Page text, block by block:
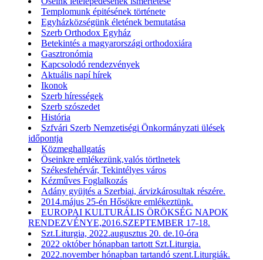
Templomunk épitésének története
Egyházközségünk életének bemutatása
Szerb Orthodox Egyház
Betekintés a magyarországi orthodoxiára
Gasztronómia
Kapcsolodó rendezvények
Aktuális napí hírek
Ikonok
Szerb hírességek
Szerb szószedet
História
Szfvári Szerb Nemzetiségi Önkormányzati ülések
időpontja
Közmeghallgatás
Öseinkre emlékezünk,valós törtlnetek
Székesfehérvár, Tekintélyes város
Kézműves Foglalkozás
Adány gyüjtés a Szerbiai, árvizkárosultak részére.
2014.május 25-én Hősökre emlékeztünk.
EUROPAI KULTURÁLIS ÖRÖKSÉG NAPOK
RENDEZVÉNYE,2016.SZEPTEMBER 17-18.
Szt.Liturgia, 2022.augusztus 20. de.10-óra
2022 október hónapban tartott Szt.Liturgia.
2022.november hónapban tartandó szent.Liturgiák.